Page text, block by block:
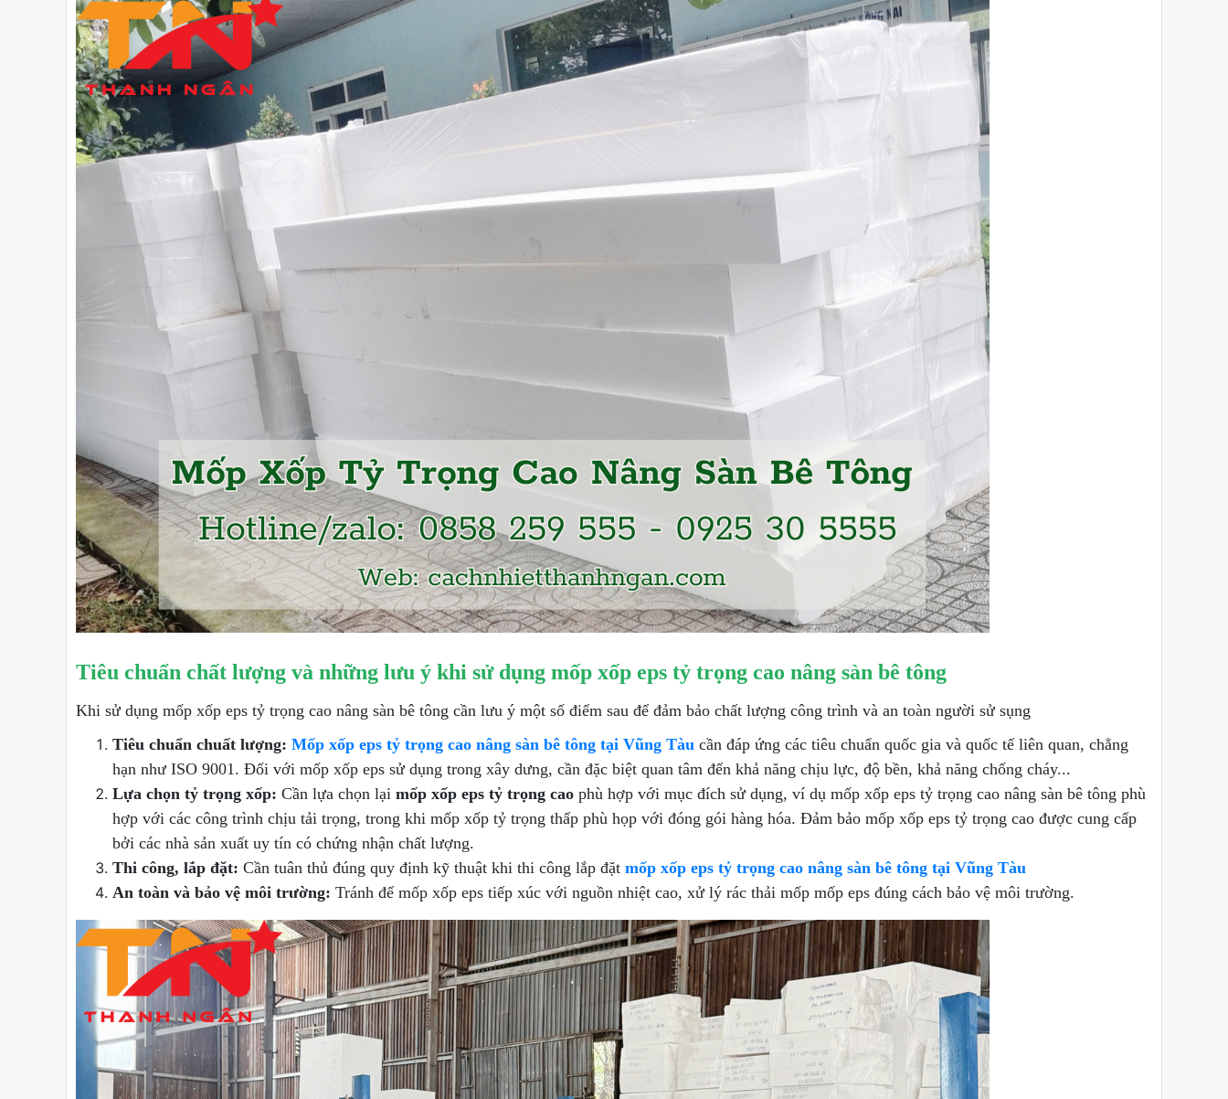
Tiêu chuẩn chất lượng và những lưu ý khi sử dụng mốp xốp eps tỷ trọng cao nâng sàn bê tông
Khi sử dụng mốp xốp eps tỷ trọng cao nâng sàn bê tông cần lưu ý một số điểm sau để đảm bảo chất lượng công trình và an toàn người sử sụng
Tiêu chuẩn chuất lượng: Mốp xốp eps tỷ trọng cao nâng sàn bê tông tại Vũng Tàu cần đáp ứng các tiêu chuẩn quốc gia và quốc tế liên quan, chẳng
hạn như ISO 9001. Đối với mốp xốp eps sử dụng trong xây dưng, cần đặc biệt quan tâm đến khả năng chịu lực, độ bền, khả năng chống cháy...
Lựa chọn tỷ trọng xốp: Cần lựa chọn lại mốp xốp eps tỷ trọng cao phù hợp với mục đích sử dụng, ví dụ mốp xốp eps tỷ trọng cao nâng sàn bê tông phù
hợp với các công trình chịu tải trọng, trong khi mốp xốp tỷ trọng thấp phù họp với đóng gói hàng hóa. Đảm bảo mốp xốp eps tỷ trọng cao được cung cấp
bởi các nhà sản xuất uy tín có chứng nhận chất lượng.
Thi công, lắp đặt: Cần tuân thủ đúng quy định kỹ thuật khi thi công lắp đặt mốp xốp eps tỷ trọng cao nâng sàn bê tông tại Vũng Tàu
An toàn và bảo vệ môi trường: Tránh để mốp xốp eps tiếp xúc với nguồn nhiệt cao, xử lý rác thải mốp mốp eps đúng cách bảo vệ môi trường.